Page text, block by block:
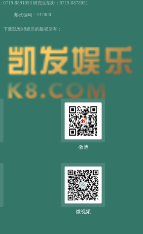
0719-8891093 研究生招办：0719-8878051
邮政编码：442000
下载凯发k8娱乐的版权所有：
微博
微视频